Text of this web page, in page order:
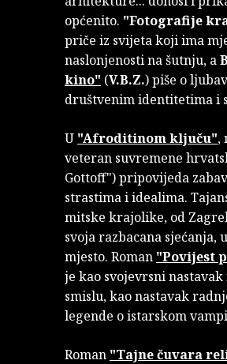
općenito. "Fotografije
priče iz svijeta koji ima
naslonjenosti na šutnju, a
kino" (V.B.Z.) piše o
društvenim identitetima i
U "Afroditinom ključu",
veteran suvremene
Gottoff") pripovijeda
strastima i idealima.
mitske krajolike, od
svoja razbacana sjećanja,
mjesto. Roman "Povijest
je kao svojevrsni
smislu, kao nastavak
legende o istarskom
Roman "Tajne čuvara